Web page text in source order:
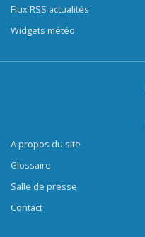
Flux RSS actualités
Widgets météo
A propos du site
Glossaire
Salle de presse
Contact